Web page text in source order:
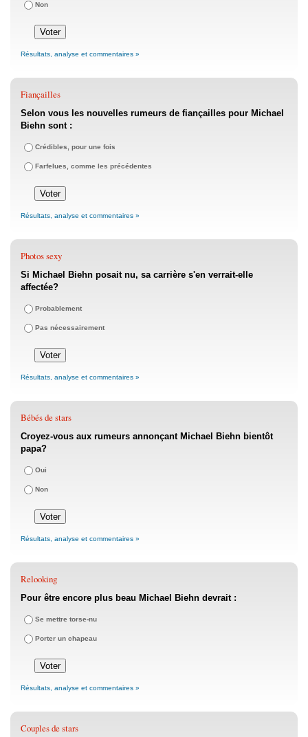
Non
Résultats, analyse et commentaires »
Fiançailles
Selon vous les nouvelles rumeurs de fiançailles pour Michael
Biehn sont :
Crédibles, pour une fois
Farfelues, comme les précédentes
Résultats, analyse et commentaires »
Photos sexy
Si Michael Biehn posait nu, sa carrière s'en verrait-elle
affectée?
Probablement
Pas nécessairement
Résultats, analyse et commentaires »
Bébés de stars
Croyez-vous aux rumeurs annonçant Michael Biehn bientôt
papa?
Oui
Non
Résultats, analyse et commentaires »
Relooking
Pour être encore plus beau Michael Biehn devrait :
Se mettre torse-nu
Porter un chapeau
Résultats, analyse et commentaires »
Couples de stars